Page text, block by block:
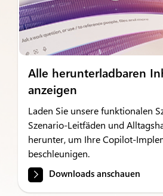
Alle herunterladbaren
anzeigen
Laden Sie unsere funktionalen
Szenario-Leitfäden und
herunter, um Ihre Copilot-
beschleunigen.
Downloads anschauen